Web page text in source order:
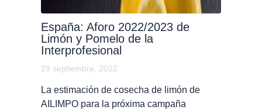
España: Aforo 2022/2023 de
Limón y Pomelo de la
Interprofesional
29 septiembre, 2022
La estimación de cosecha de limón de
AILIMPO para la próxima campaña